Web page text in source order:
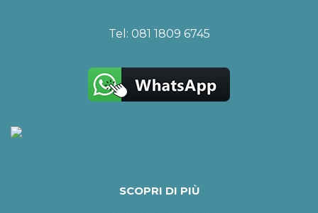
Tel: 081 1809 6745
SCOPRI DI PIÙ